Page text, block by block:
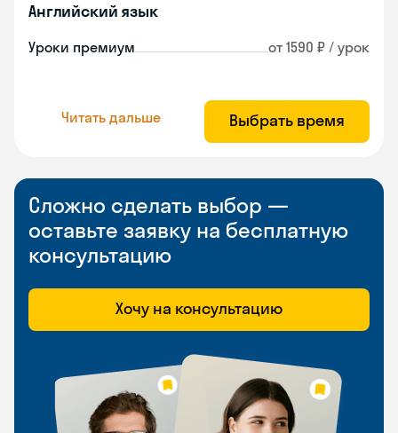
Английский язык
Уроки премиум от 1590 ₽ / урок
Читать дальше Выбрать время
Сложно сделать выбор —
оставьте заявку на бесплатную
консультацию
Хочу на консультацию